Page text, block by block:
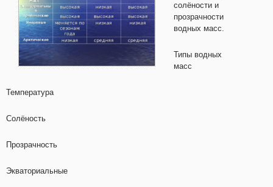
солёности и
прозрачности
водных масс.
Типы водных
масс
Температура
Солёность
Прозрачность
Экваториальные